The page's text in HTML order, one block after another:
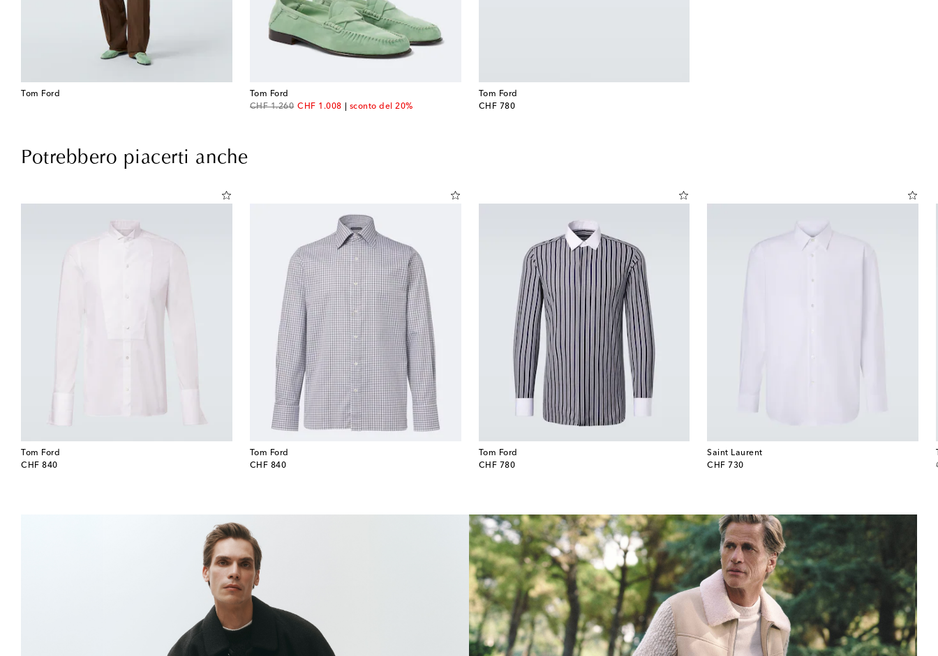
Tom Ford
Tom Ford
CHF 1.260
original priceCHF 1.008
discount pricesconto del 20%
Tom Ford
CHF 780
original price
Potrebbero piacerti anche
Tom Ford
CHF 840
original price
Tom Ford
CHF 840
original price
Tom Ford
CHF 780
original price
Saint Laurent
CHF 730
original price